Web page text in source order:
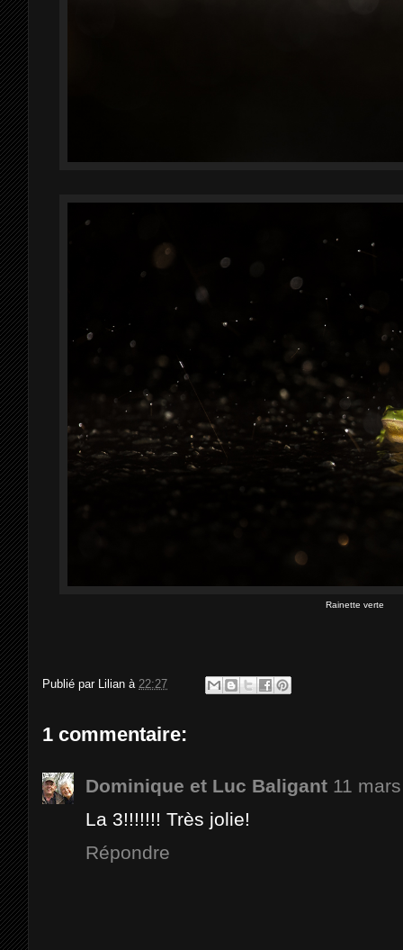
Rainette verte
Publié par Lilian à 22:27
1 commentaire:
Dominique et Luc Baligant 11
La 3!!!!!!! Très jolie!
Répondre